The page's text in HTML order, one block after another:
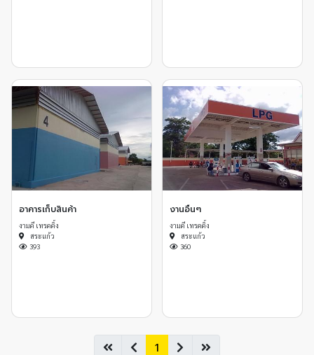
อาคารเก็บสินค้า
งามดี เทรดดิ้ง
สระแก้ว
393
งานอื่นๆ
งามดี เทรดดิ้ง
สระแก้ว
360
1